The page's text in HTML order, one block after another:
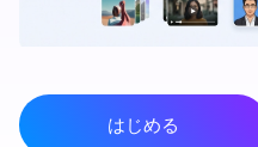
はじめる